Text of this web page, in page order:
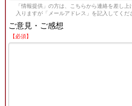
「情報提供」の方は、こちらから連絡を差し
入りますが「メールアドレス」を記入してくだ
ご意見・ご感想
【必須】